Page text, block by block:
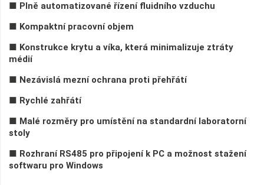
■ Plně automatizované řízení fluidního vzduchu
■ Kompaktní pracovní objem
■ Konstrukce krytu a víka, která minimalizuje ztráty
médií
■ Nezávislá mezní ochrana proti přehřátí
■ Rychlé zahřátí
■ Malé rozměry pro umístění na standardní laboratorní
stoly
■ Rozhraní RS485 pro připojení k PC a možnost stažení
softwaru pro Windows